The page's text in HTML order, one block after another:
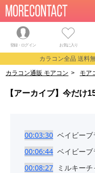
登録・ログイン お気に入り
カラコン全品 送料
カラコン通販 モアコン > モア
【アーカイブ】今だけ
00:03:30 ベイビー
00:06:44 ベイビー
00:08:27 ミルキー